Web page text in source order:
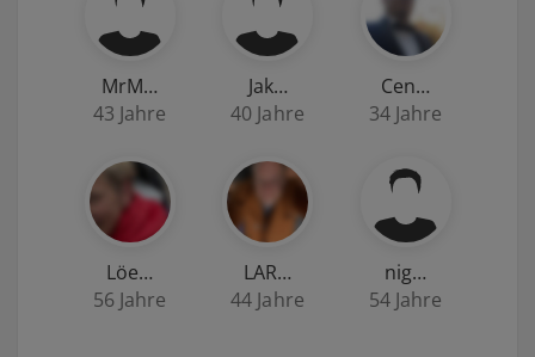
MrM…
43 Jahre
Jak…
40 Jahre
Cen…
34 Jahre
Löe…
56 Jahre
LAR…
44 Jahre
nig…
54 Jahre